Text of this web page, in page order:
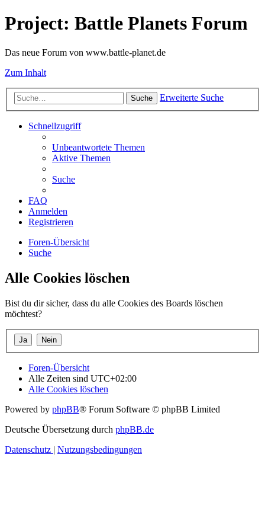
Project: Battle Planets Forum
Das neue Forum von www.battle-planet.de
Zum Inhalt
Suche Erweiterte Suche
Schnellzugriff
Unbeantwortete Themen
Aktive Themen
Suche
FAQ
Anmelden
Registrieren
Foren-Übersicht
Suche
Alle Cookies löschen
Bist du dir sicher, dass du alle Cookies des Boards löschen
möchtest?
Foren-Übersicht
Alle Zeiten sind UTC+02:00
Alle Cookies löschen
Powered by phpBB® Forum Software © phpBB Limited
Deutsche Übersetzung durch phpBB.de
Datenschutz | Nutzungsbedingungen